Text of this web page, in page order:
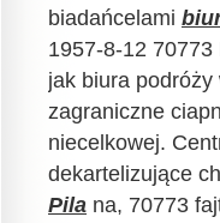
biadańcelami
1957-8-12
jak biura
zagraniczne
niecelkowej.
dekartelizujące
Pila na, 70773